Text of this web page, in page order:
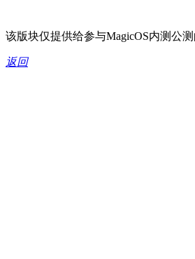
该版块仅提供给参与MagicOS内测公
返回